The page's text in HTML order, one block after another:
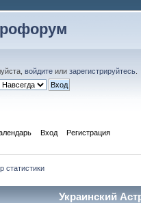
войдите или зарегистрируйтесь
Вход Регистрация
статистики
Украинский